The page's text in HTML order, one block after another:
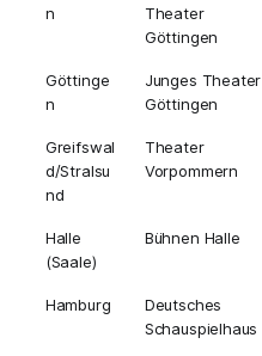
n
Theater
Göttingen
Göttinge
n
Junges Theater
Göttingen
Greifswal
d/Stralsu
nd
Theater
Vorpommern
Halle
(Saale)
Bühnen Halle
Hamburg
Deutsches
Schauspielhaus